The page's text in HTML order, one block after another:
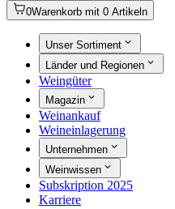
0Warenkorb mit 0 Artikeln
Unser Sortiment
Länder und Regionen
Weingüter
Magazin
Weinankauf
Weineinlagerung
Unternehmen
Weinwissen
Subskription 2025
Karriere